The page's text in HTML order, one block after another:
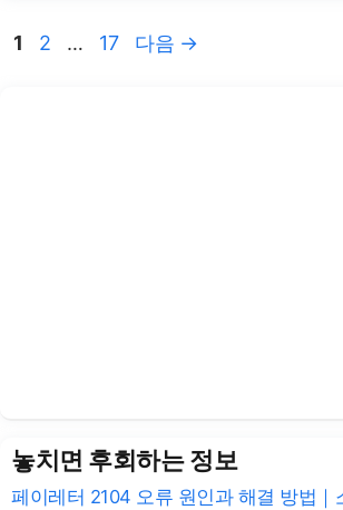
페
1
페
2 …
페
17 다음 →
놓치면 후회하는 정보
페이레터 2104 오류 원인과 해결 방법｜